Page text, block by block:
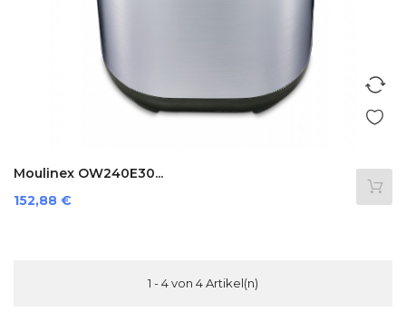
Moulinex OW240E30...
Preis
152,88 €
1 - 4 von 4 Artikel(n)